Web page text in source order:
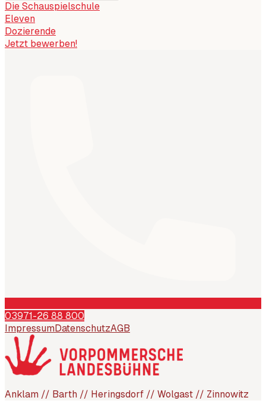
Die Schauspielschule
Eleven
Dozierende
Jetzt bewerben!
03971-26 88 800
Impressum DatenschutzAGB
Anklam // Barth // Heringsdorf // Wolgast // Zinnowitz